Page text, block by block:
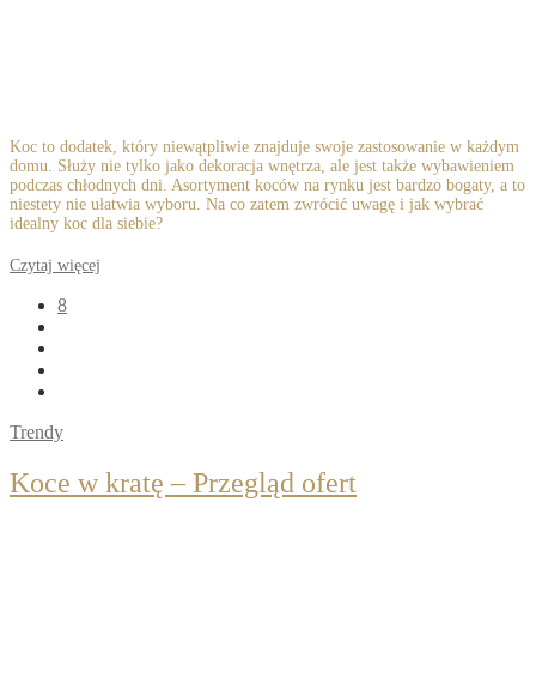
Koc to dodatek, który niewątpliwie znajduje swoje zastosowanie w każdym
domu. Służy nie tylko jako dekoracja wnętrza, ale jest także wybawieniem
podczas chłodnych dni. Asortyment koców na rynku jest bardzo bogaty, a to
niestety nie ułatwia wyboru. Na co zatem zwrócić uwagę i jak wybrać
idealny koc dla siebie?
Czytaj więcej
8
Trendy
Koce w kratę – Przegląd ofert